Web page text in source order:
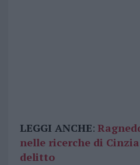
LEGGI ANCHE:
nelle ricerche di
delitto